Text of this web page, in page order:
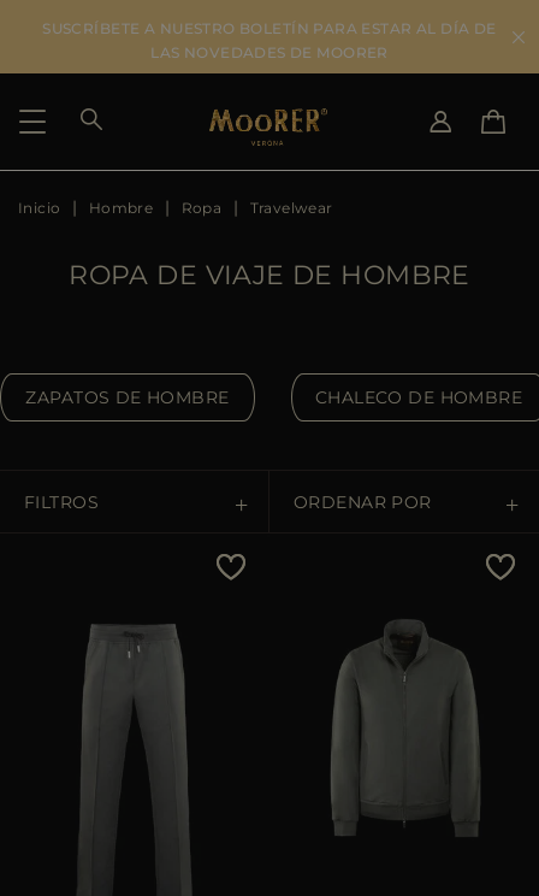
SUSCRÍBETE A NUESTRO BOLETÍN PARA ESTAR AL DÍA DE
LAS NOVEDADES DE MOORER
SELECCIONAR PAÍS
DE
AU
DK
SELECCIONAR IDIOMA
ES
Inicio Hombre Ropa Travelwear
ROPA DE VIAJE DE HOMBRE
ZAPATOS DE HOMBRE CHALECO DE HOMBRE
FILTROS ORDENAR POR
Precio ascendente
Lo más vendido